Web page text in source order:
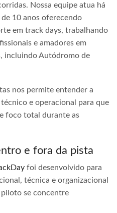
Nossa equipe atua há
de 10 anos oferecendo
em track days, trabalhando
e amadores em
incluindo Autódromo de
nos permite entender a
e operacional para que
foco total durante as
e fora da pista
foi desenvolvido para
técnica e organizacional
se concentre